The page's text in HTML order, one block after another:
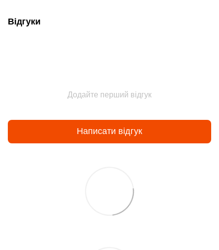
Відгуки
Додайте перший відгук
Написати відгук